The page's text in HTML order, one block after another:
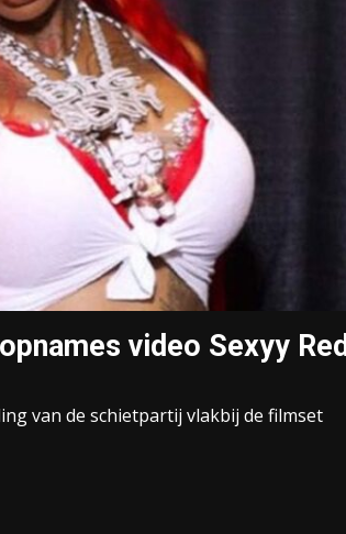
video Sexyy Red
van de schietpartij vlakbij de filmset